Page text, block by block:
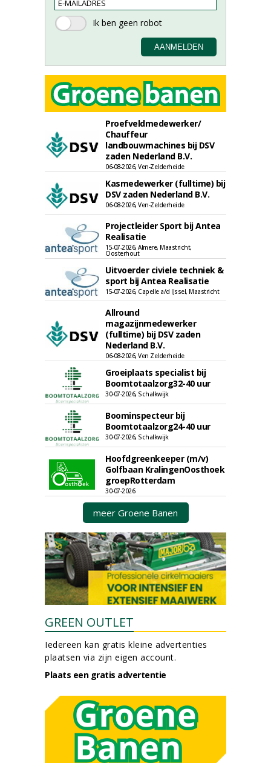
Proefveldmedewerker/
Chauffeur
landbouwmachines bij DSV
zaden Nederland B.V.
06-08-2026, Ven-Zelderheide
Kasmedewerker (fulltime) bij
DSV zaden Nederland B.V.
06-08-2026, Ven-Zelderheide
Projectleider Sport bij Antea
Realisatie
15-07-2026, Almere, Maastricht,
Oosterhout
Uitvoerder civiele techniek &
sport bij Antea Realisatie
15-07-2026, Capelle a/d IJssel, Maastricht
Allround
magazijnmedewerker
(fulltime) bij DSV zaden
Nederland B.V.
06-08-2026, Ven Zelderheide
Groeiplaats specialist bij
Boomtotaalzorg32-40 uur
30-07-2026, Schalkwijk
Boominspecteur bij
Boomtotaalzorg24-40 uur
30-07-2026, Schalkwijk
Hoofdgreenkeeper (m/v)
Golfbaan KralingenOosthoek
groepRotterdam
30-07-2026
meer Groene Banen
GREEN OUTLET
Iedereen kan gratis kleine advertenties
plaatsen via zijn eigen account.
Plaats een gratis advertentie